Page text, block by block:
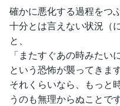
確かに悪化する過程をつ
十分とは言えない状況（
と、
「またすぐあの時みたい
という恐怖が襲ってきます
それくらいなら、もっと
うのも無理からぬことです